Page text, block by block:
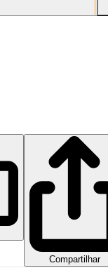
Compartilhar